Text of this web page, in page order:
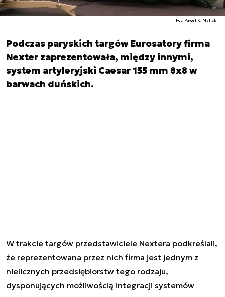
Fot. Paweł K. Malicki
Podczas paryskich targów Eurosatory firma
Nexter zaprezentowała, między innymi,
system artyleryjski Caesar 155 mm 8x8 w
barwach duńskich.
W trakcie targów przedstawiciele Nextera podkreślali,
że reprezentowana przez nich firma jest jednym z
nielicznych przedsiębiorstw tego rodzaju,
dysponujących możliwością integracji systemów